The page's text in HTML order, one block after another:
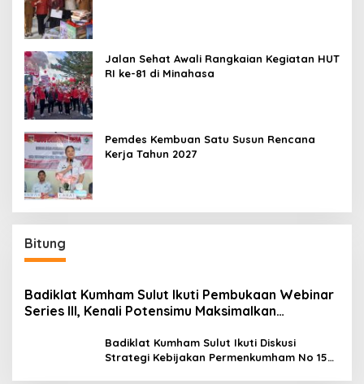
Jalan Sehat Awali Rangkaian Kegiatan HUT
RI ke-81 di Minahasa
Pemdes Kembuan Satu Susun Rencana
Kerja Tahun 2027
Bitung
Badiklat Kumham Sulut Ikuti Pembukaan Webinar
Series III, Kenali Potensimu Maksimalkan
Badiklat Kumham Sulut Ikuti Diskusi
Strategi Kebijakan Permenkumham No 15